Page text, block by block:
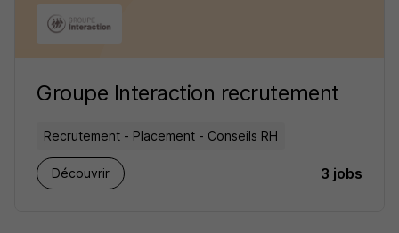
Groupe Interaction recrutement
Recrutement - Placement - Conseils RH
Découvrir 3 jobs